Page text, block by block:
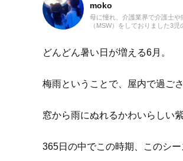
moko
母に憧れ、介護業界で介護士
（MSW）をしておりました3
どんどん暑い日が増える6月。
梅雨ということで、屋内で過ご
窓から雨にぬれるかわいらしい
365日の中でこの時期、このシ